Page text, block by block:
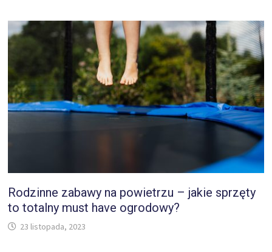
Rodzinne zabawy na powietrzu – jakie sprzęty
to totalny must have ogrodowy?
23 listopada, 2023